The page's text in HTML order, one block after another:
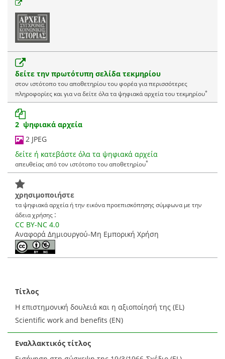
δείτε την πρωτότυπη σελίδα τεκμηρίου
στον ιστότοπο του αποθετηρίου του φορέα για περισσότερες
πληροφορίες και για να δείτε όλα τα ψηφιακά αρχεία του τεκμηρίου*
2 ψηφιακά αρχεία
2 JPEG
δείτε ή κατεβάστε όλα τα ψηφιακά αρχεία
απευθείας από τον ιστότοπο του αποθετηρίου*
χρησιμοποιήστε
τα ψηφιακά αρχεία ή την εικόνα προεπισκόπησης σύμφωνα με την
άδεια χρήσης :
CC BY-NC 4.0
Αναφορά Δημιουργού-Μη Εμπορική Χρήση
Τίτλος
Η επιστημονική δουλειά και η αξιοποίησή της (EL)
Scientific work and benefits (EN)
Εναλλακτικός τίτλος